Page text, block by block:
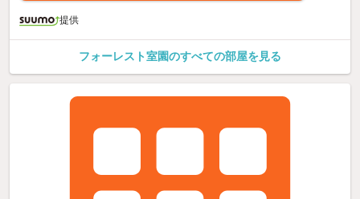
提供
フォーレスト室園のすべての部屋を見る